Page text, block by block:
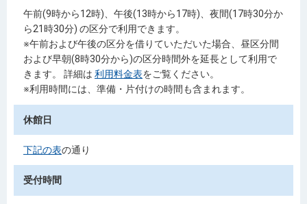
午前(9時から12時)、午後(13時から17時)、夜間(17時30分か
ら21時30分) の区分で利用できます。
※午前および午後の区分を借りていただいた場合、昼区分間
および早朝(8時30分から)の区分時間外を延長として利用で
きます。 詳細は 利用料金表をご覧ください。
※利用時間には、準備・片付けの時間も含まれます。
休館日
下記の表の通り
受付時間